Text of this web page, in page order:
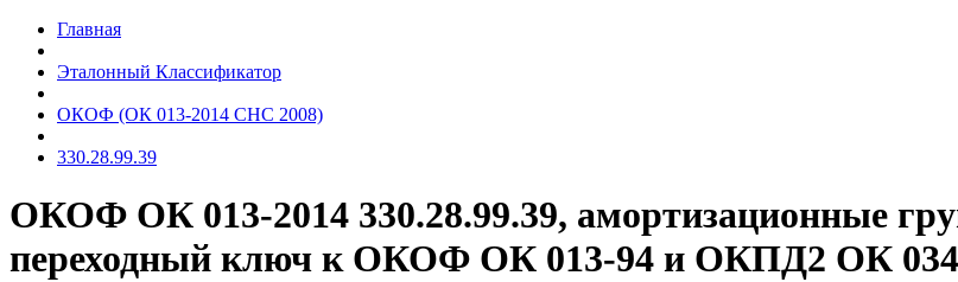
Главная
Эталонный Классификатор
ОКОФ (ОК 013-2014 СНС 2008)
330.28.99.39
ОКОФ ОК 013-2014 330.28.99.39, амортизационные
переходный ключ к ОКОФ ОК 013-94 и ОКПД2 ОК